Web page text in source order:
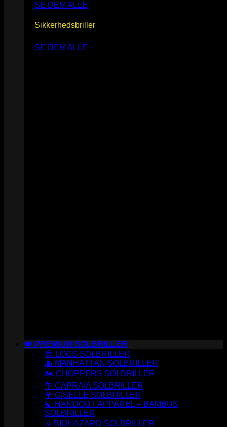
SE DEM ALLE
Sikkerhedsbriller
SE DEM ALLE
👑 PREMIUM SOLBRILLER
😎 LOCS SOLBRILLER
🌆 MANHATTAN SOLBRILLER
🏍️ CHOPPERS SOLBRILLER
🌴 CAPRAIA SOLBRILLER
💎 GISELLE SOLBRILLER
🍃 HANDOUT APPAREL – BAMBUS
SOLBRILLER
☣️ BIOHAZARD SOLBRILLER